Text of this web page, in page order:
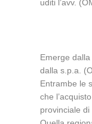
uditi l’avv.
Emerge
dalla s.p.a.
Entrambe le
che
provinciale di